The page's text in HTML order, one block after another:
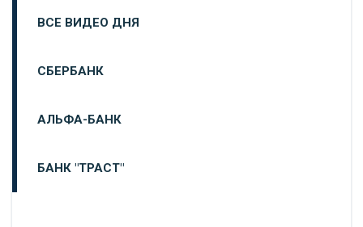
ВСЕ ВИДЕО ДНЯ
СБЕРБАНК
АЛЬФА-БАНК
БАНК "ТРАСТ"